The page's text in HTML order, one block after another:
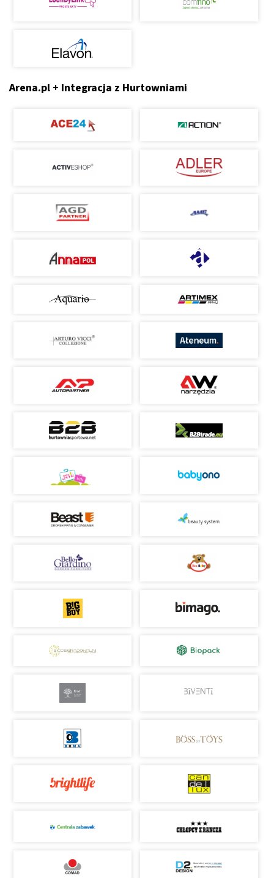
Arena.pl + Integracja z Hurtowniami